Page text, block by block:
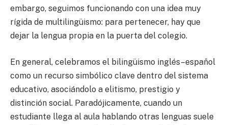
embargo, seguimos funcionando con una idea muy
rígida de multilingüismo: para pertenecer, hay que
dejar la lengua propia en la puerta del colegio.
En general, celebramos el bilingüismo inglés–español
como un recurso simbólico clave dentro del sistema
educativo, asociándolo a elitismo, prestigio y
distinción social. Paradójicamente, cuando un
estudiante llega al aula hablando otras lenguas suele